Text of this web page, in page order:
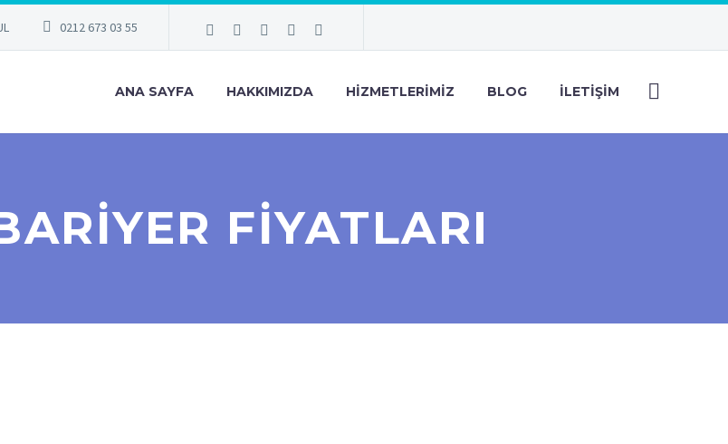
0212 673 03 55
ANA SAYFA HAKKIMIZDA HIZMETLERIMIZ BLOG İLETIŞIM
FIYATLARI